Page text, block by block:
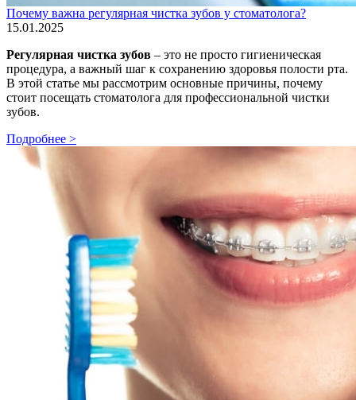
Почему важна регулярная чистка зубов у стоматолога?
15.01.2025
Регулярная чистка зубов – это не просто гигиеническая
процедура, а важный шаг к сохранению здоровья полости рта.
В этой статье мы рассмотрим основные причины, почему
стоит посещать стоматолога для профессиональной чистки
зубов.
Подробнее >